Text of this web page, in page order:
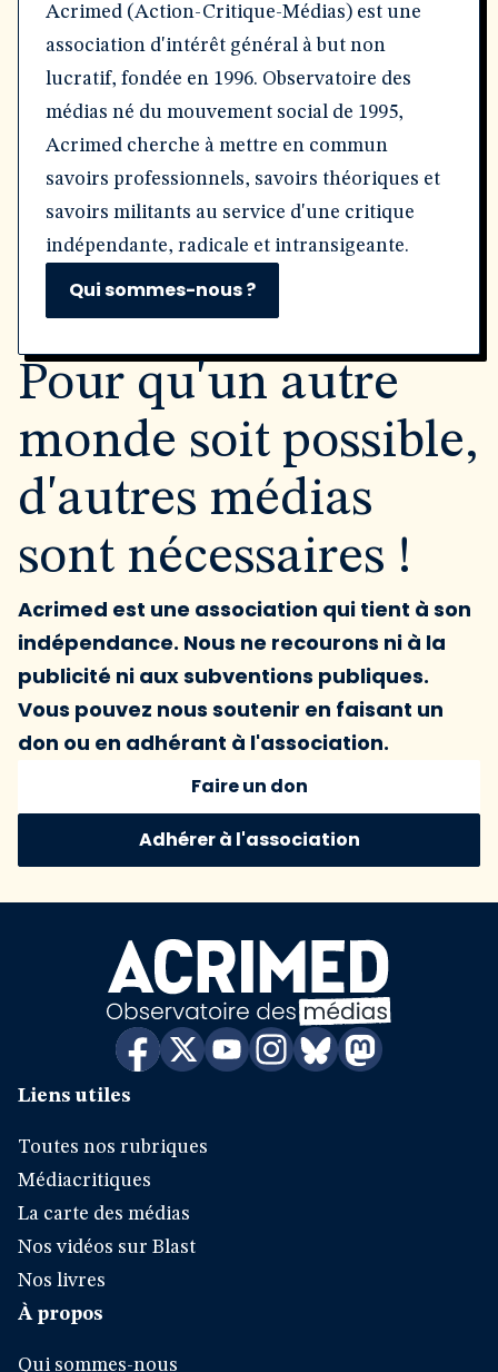
Acrimed (Action-Critique-Médias) est une
association d'intérêt général à but non
lucratif, fondée en 1996. Observatoire des
médias né du mouvement social de 1995,
Acrimed cherche à mettre en commun
savoirs professionnels, savoirs théoriques et
savoirs militants au service d'une critique
indépendante, radicale et intransigeante.
Qui sommes-nous ?
Pour qu'un autre
monde soit possible,
d'autres médias
sont nécessaires !
Acrimed est une association qui tient à son
indépendance. Nous ne recourons ni à la
publicité ni aux subventions publiques.
Vous pouvez nous soutenir en faisant un
don ou en adhérant à l'association.
Faire un don
Adhérer à l'association
Liens utiles
Toutes nos rubriques
Médiacritiques
La carte des médias
Nos vidéos sur Blast
Nos livres
À propos
Qui sommes-nous